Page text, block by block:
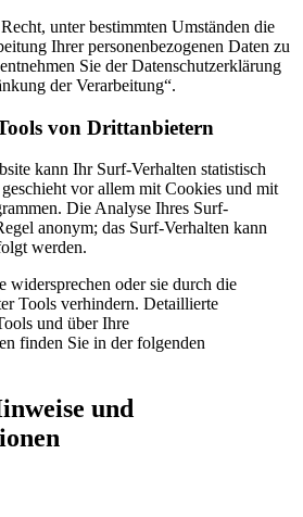
unter bestimmten Umständen die
Ihrer personenbezogenen Daten zu
Sie der Datenschutzerklärung
der Verarbeitung“.
von Drittanbietern
kann Ihr Surf-Verhalten statistisch
vor allem mit Cookies und mit
Die Analyse Ihres Surf-
anonym; das Surf-Verhalten kann
werden.
widersprechen oder sie durch die
Tools verhindern. Detaillierte
und über Ihre
finden Sie in der folgenden
und